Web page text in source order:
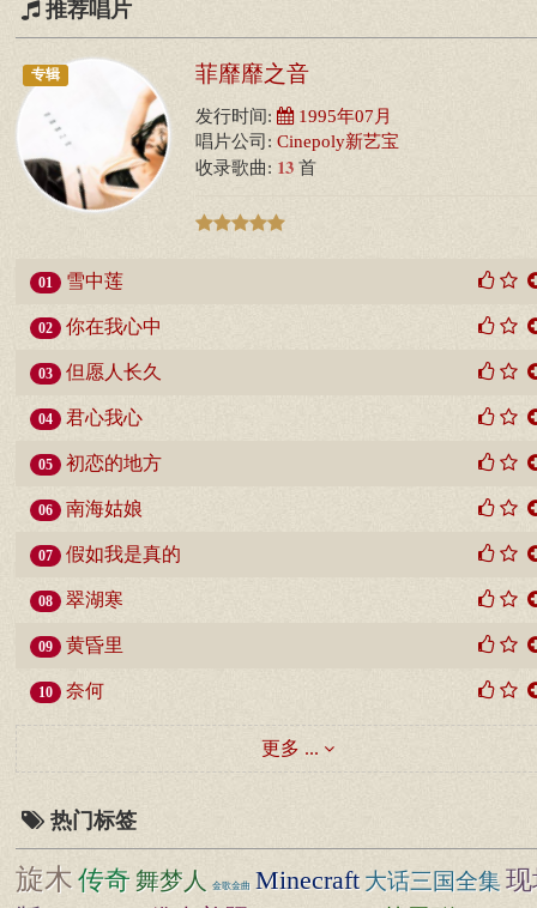
推荐唱片
专辑 菲靡靡之音
发行时间: 1995年07月
唱片公司: Cinepoly新艺宝
收录歌曲: 13 首
01 雪中莲
02 你在我心中
03 但愿人长久
04 君心我心
05 初恋的地方
06 南海姑娘
07 假如我是真的
08 翠湖寒
09 黄昏里
10 奈何
更多 ...
热门标签
旋木 传奇 舞梦人 金歌金曲 Minecraft 大话三国全集